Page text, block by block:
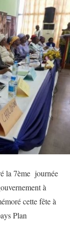
la 7ème journée
à
cette fête à
Plan